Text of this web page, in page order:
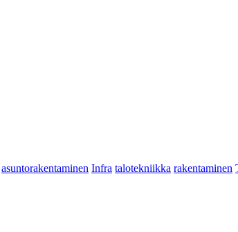
asuntorakentaminen Infra talotekniikka rakentaminen